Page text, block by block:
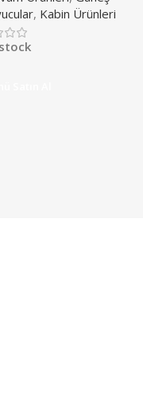
, Kabin Ürünleri